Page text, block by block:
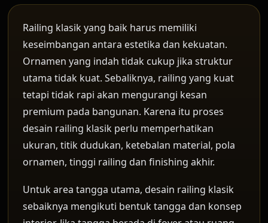
Railing klasik yang baik harus memiliki
keseimbangan antara estetika dan kekuatan.
Ornamen yang indah tidak cukup jika struktur
utama tidak kuat. Sebaliknya, railing yang kuat
tetapi tidak rapi akan mengurangi kesan
premium pada bangunan. Karena itu proses
desain railing klasik perlu memperhatikan
ukuran, titik dudukan, ketebalan material, pola
ornamen, tinggi railing dan finishing akhir.
Untuk area tangga utama, desain railing klasik
sebaiknya mengikuti bentuk tangga dan konsep